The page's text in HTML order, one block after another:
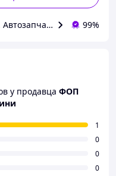
99%
у продавца ФОП
1
0
0
0